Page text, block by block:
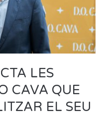
LES
CAVA QUE
EL SEU